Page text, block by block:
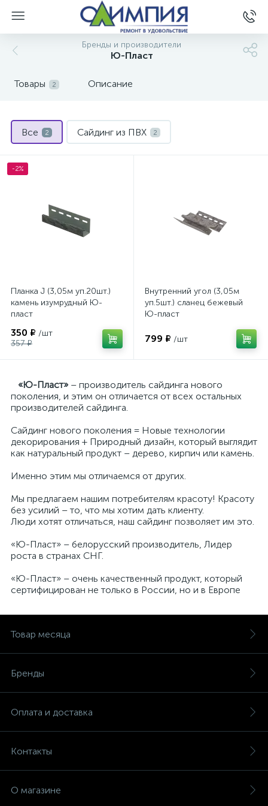
Бренды и производители
Ю-Пласт
Товары 2 Описание
Все 2 Сайдинг из ПВХ 2
-2%
Планка J (3,05м уп.20шт.)
камень изумрудный Ю-
пласт
350 ₽ /шт
357 ₽
Внутренний угол (3,05м
уп.5шт.) сланец бежевый
Ю-пласт
799 ₽ /шт
«Ю-Пласт» – производитель сайдинга нового
поколения, и этим он отличается от всех остальных
производителей сайдинга.
Сайдинг нового поколения = Новые технологии
декорирования + Природный дизайн, который выглядит
как натуральный продукт – дерево, кирпич или камень.
Именно этим мы отличаемся от других.
Мы предлагаем нашим потребителям красоту! Красоту
без усилий – то, что мы хотим дать клиенту.
Люди хотят отличаться, наш сайдинг позволяет им это.
«Ю-Пласт» – белорусский производитель, Лидер
роста в странах СНГ.
«Ю-Пласт» – очень качественный продукт, который
сертифицирован не только в России, но и в Европе
Товар месяца
Бренды
Оплата и доставка
Контакты
О магазине